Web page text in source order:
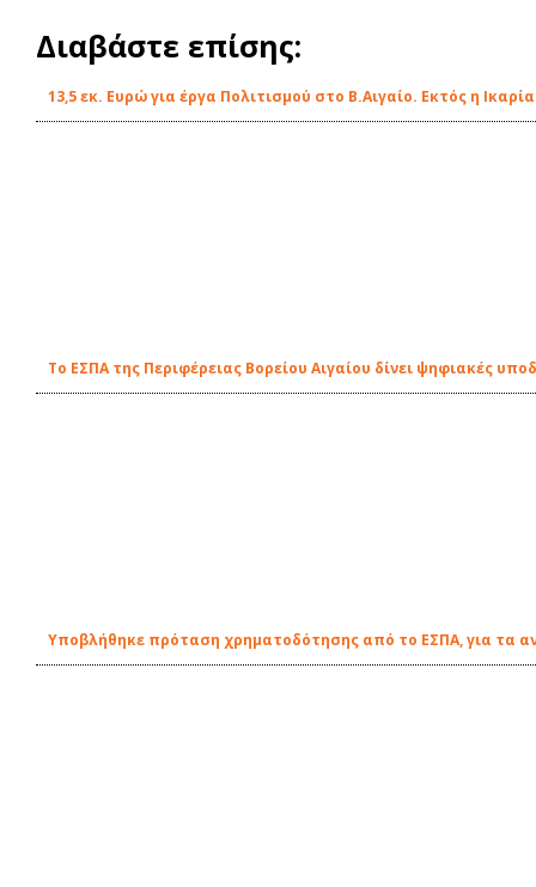
Διαβάστε επίσης:
13,5 εκ. Ευρώ για έργα Πολιτισμού στο Β.Αιγαίο. Εκτός η Ικαρία
Το ΕΣΠΑ της Περιφέρειας Βορείου Αιγαίου δίνει ψηφιακές
Υποβλήθηκε πρόταση χρηματοδότησης από το ΕΣΠΑ, για τα